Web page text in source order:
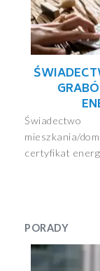
mieszkania/
certyfikat
PORADY